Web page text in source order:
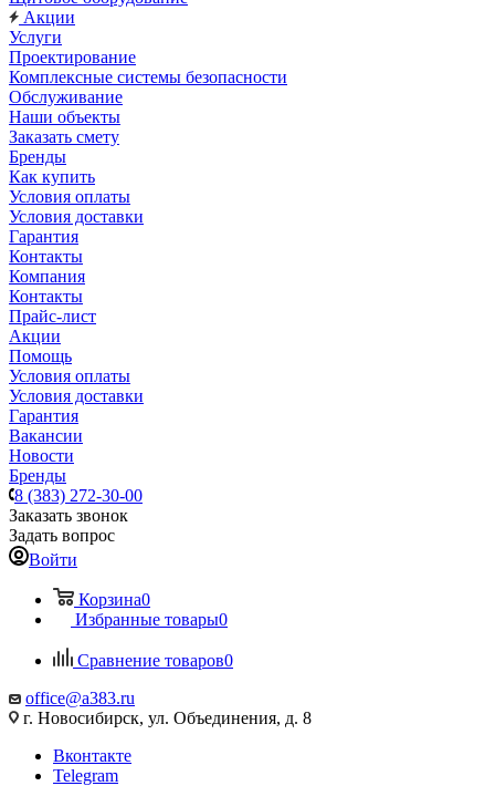
Акции
Услуги
Проектирование
Комплексные системы безопасности
Обслуживание
Наши объекты
Заказать смету
Бренды
Как купить
Условия оплаты
Условия доставки
Гарантия
Контакты
Компания
Контакты
Прайс-лист
Акции
Помощь
Условия оплаты
Условия доставки
Гарантия
Вакансии
Новости
Бренды
8 (383) 272-30-00
Заказать звонок
Задать вопрос
Войти
Корзина0
Избранные товары0
Сравнение товаров0
office@a383.ru
г. Новосибирск, ул. Объединения, д. 8
Вконтакте
Telegram